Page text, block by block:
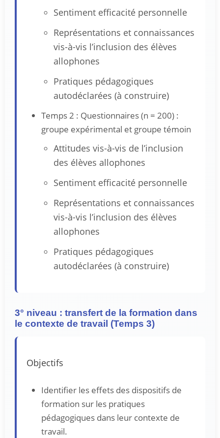
Sentiment efficacité personnelle
Représentations et connaissances
vis-à-vis l’inclusion des élèves
allophones
Pratiques pédagogiques
autodéclarées (à construire)
Temps 2 : Questionnaires (n = 200) :
groupe expérimental et groupe témoin
Attitudes vis-à-vis de l’inclusion
des élèves allophones
Sentiment efficacité personnelle
Représentations et connaissances
vis-à-vis l’inclusion des élèves
allophones
Pratiques pédagogiques
autodéclarées (à construire)
3° niveau : transfert de la formation dans
le contexte de travail (Temps 3)
Objectifs
Identifier les effets des dispositifs de
formation sur les pratiques
pédagogiques dans leur contexte de
travail.